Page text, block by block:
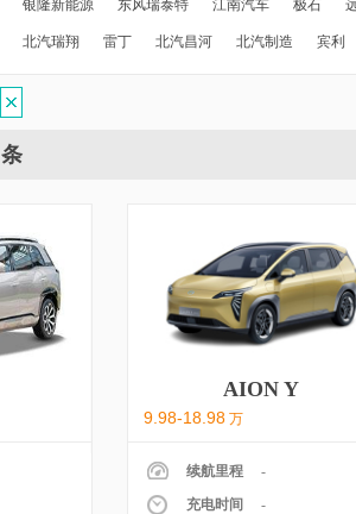
银隆新能源 东风瑞泰特 江南汽车 极石
北汽瑞翔 雷丁 北汽昌河 北汽制造 宾利
条
AION Y
9.98-18.98 万
续航里程
-
充电时间
-